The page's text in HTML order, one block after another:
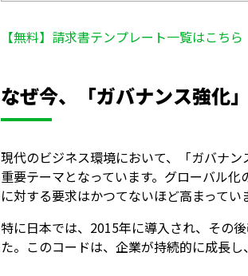
【無料】請求書テンプレート一覧はこちら
なぜ今、「ガバナンス強化
現代のビジネス環境において、「ガバナ
重要テーマとなっています。グローバル
に対する要求はかつてないほど高まってい
特に日本では、2015年に導入され、その
た。このコードは、企業が持続的に成長